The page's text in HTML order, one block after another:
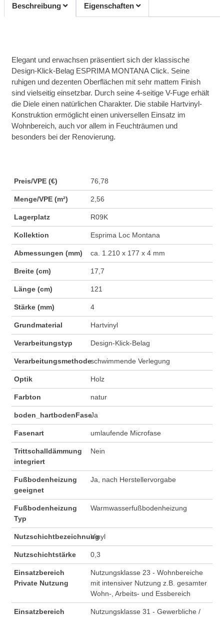
Beschreibung Eigenschaften
Elegant und erwachsen präsentiert sich der klassische
Design-Klick-Belag ESPRIMA MONTANA Click. Seine
ruhigen und dezenten Oberflächen mit sehr mattem Finish
sind vielseitig einsetzbar. Durch seine 4-seitige V-Fuge erhält
die Diele einen natürlichen Charakter. Die stabile Hartvinyl-
Konstruktion ermöglicht einen universellen Einsatz im
Wohnbereich, auch vor allem in Feuchträumen und
besonders bei der Renovierung.
Preis/VPE (€) 76,78
Menge/VPE (m²) 2,56
Lagerplatz R09K
Kollektion Esprima Loc Montana
Abmessungen (mm) ca. 1.210 x 177 x 4 mm
Breite (cm) 17,7
Länge (cm) 121
Stärke (mm) 4
Grundmaterial Hartvinyl
Verarbeitungstyp Design-Klick-Belag
Verarbeitungsmethodeschwimmende Verlegung
Optik Holz
Farbton natur
boden_hartbodenFaseJa
Fasenart umlaufende Microfase
Trittschalldämmung
integriert
Nein
Fußbodenheizung
geeignet
Ja, nach Herstellervorgabe
Fußbodenheizung
Typ
Warmwasserfußbodenheizung
Nutzschichtbezeichnung
Vinyl
Nutzschichtstärke 0,3
Einsatzbereich
Private Nutzung
Nutzungsklasse 23 - Wohnbereiche
mit intensiver Nutzung z.B. gesamter
Wohn-, Arbeits- und Essbereich
Einsatzbereich
Nutzungsklasse 31 - Gewerbliche /